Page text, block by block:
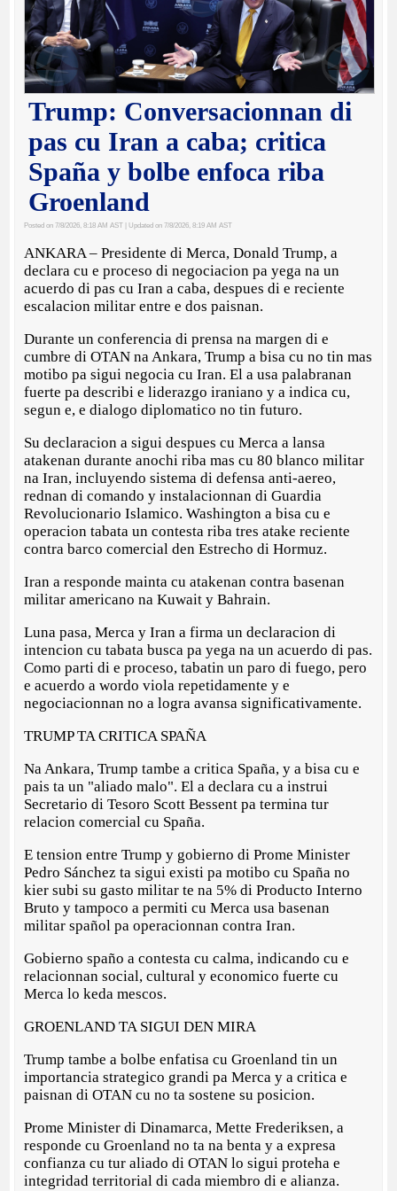
Trump: Conversacionnan di
pas cu Iran a caba; critica
Spaña y bolbe enfoca riba
Groenland
Posted on 7/8/2026, 8:18 AM AST | Updated on 7/8/2026, 8:19 AM AST
ANKARA – Presidente di Merca, Donald Trump, a
declara cu e proceso di negociacion pa yega na un
acuerdo di pas cu Iran a caba, despues di e reciente
escalacion militar entre e dos paisnan.
Durante un conferencia di prensa na margen di e
cumbre di OTAN na Ankara, Trump a bisa cu no tin mas
motibo pa sigui negocia cu Iran. El a usa palabranan
fuerte pa describi e liderazgo iraniano y a indica cu,
segun e, e dialogo diplomatico no tin futuro.
Su declaracion a sigui despues cu Merca a lansa
atakenan durante anochi riba mas cu 80 blanco militar
na Iran, incluyendo sistema di defensa anti-aereo,
rednan di comando y instalacionnan di Guardia
Revolucionario Islamico. Washington a bisa cu e
operacion tabata un contesta riba tres atake reciente
contra barco comercial den Estrecho di Hormuz.
Iran a responde mainta cu atakenan contra basenan
militar americano na Kuwait y Bahrain.
Luna pasa, Merca y Iran a firma un declaracion di
intencion cu tabata busca pa yega na un acuerdo di pas.
Como parti di e proceso, tabatin un paro di fuego, pero
e acuerdo a wordo viola repetidamente y e
negociacionnan no a logra avansa significativamente.
TRUMP TA CRITICA SPAÑA
Na Ankara, Trump tambe a critica Spaña, y a bisa cu e
pais ta un "aliado malo". El a declara cu a instrui
Secretario di Tesoro Scott Bessent pa termina tur
relacion comercial cu Spaña.
E tension entre Trump y gobierno di Prome Minister
Pedro Sánchez ta sigui existi pa motibo cu Spaña no
kier subi su gasto militar te na 5% di Producto Interno
Bruto y tampoco a permiti cu Merca usa basenan
militar spañol pa operacionnan contra Iran.
Gobierno spaño a contesta cu calma, indicando cu e
relacionnan social, cultural y economico fuerte cu
Merca lo keda mescos.
GROENLAND TA SIGUI DEN MIRA
Trump tambe a bolbe enfatisa cu Groenland tin un
importancia strategico grandi pa Merca y a critica e
paisnan di OTAN cu no ta sostene su posicion.
Prome Minister di Dinamarca, Mette Frederiksen, a
responde cu Groenland no ta na benta y a expresa
confianza cu tur aliado di OTAN lo sigui proteha e
integridad territorial di cada miembro di e alianza.